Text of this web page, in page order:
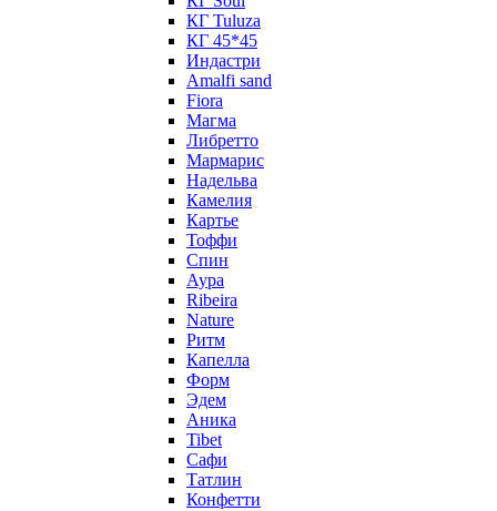
КГ Tuluza
КГ 45*45
Индастри
Amalfi sand
Fiora
Магма
Либретто
Мармарис
Надельва
Камелия
Картье
Тоффи
Спин
Аура
Ribeira
Nature
Ритм
Капелла
Форм
Эдем
Аника
Tibet
Сафи
Татлин
Конфетти